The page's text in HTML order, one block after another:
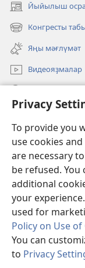
Privacy
To provide you
use cookies
are necessary
be refused.
additional
your
used for
Policy on Use
You can
to Privacy
Йыйылыш
(opens
new
window)
Конгресты
(opens
new
window)
Яңы мәғлүмәт
Видеояҙмалар
(opens
window)Күҙәтеү
(opens
new
window)JW Hub ®
(opens
new
window)
Copyright© 2026
ҠУЛЛАНЫУ